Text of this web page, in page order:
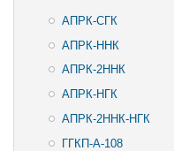
АПРК-СГК
АПРК-ННК
АПРК-2ННК
АПРК-НГК
АПРК-2ННК-НГК
ГГКП-А-108